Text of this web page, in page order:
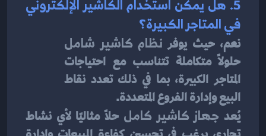
في المتاجر الكبيرة؟
نعم، حيث يوفر نظام كاشير شامل
المتاجر الكبيرة، بما في ذلك تعدد نقاط
البيع وإدارة الفروع المتعددة.
يُعد جهاز كاشير كامل